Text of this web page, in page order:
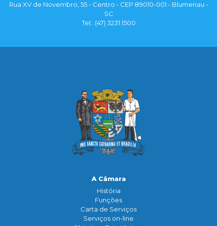
Rua XV de Novembro, 55 - Centro - CEP 89010-001 - Blumenau -
SC
Tel.: (47) 3231.1500
A Câmara
História
Funçōes
Carta de Serviços
Serviços on-line